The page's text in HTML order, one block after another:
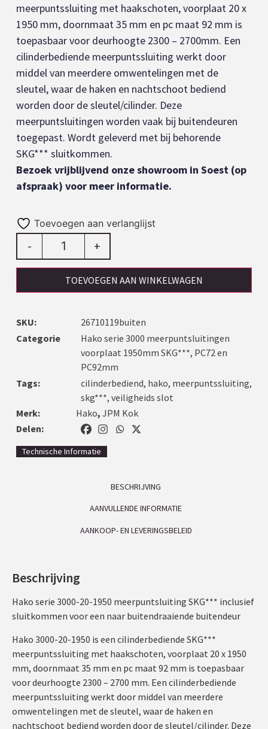
meerpuntssluiting met haakschoten, voorplaat 20 x
1950 mm, doornmaat 35 mm en pc maat 92 mm is
toepasbaar voor deurhoogte 2300 – 2700mm. Een
cilinderbediende meerpuntssluiting werkt door
middel van meerdere omwentelingen met de
sleutel, waar de haken en nachtschoot bediend
worden door de sleutel/cilinder. Deze
meerpuntsluitingen worden vaak bij buitendeuren
toegepast. Wordt geleverd met bij behorende
SKG*** sluitkommen.
Bezoek vrijblijvend onze showroom in Soest (op
afspraak) voor meer informatie.
Toevoegen aan verlanglijst
- +
TOEVOEGEN AAN WINKELWAGEN
SKU:
26710119buiten
Categorie
Hako serie 3000 meerpuntsluitingen
voorplaat 1950mm SKG***, PC72 en
PC92mm
Tags:
cilinderbediend, hako, meerpuntssluiting,
skg***, veiligheids slot
Merk:
Hako, JPM Kok
Delen:
Technische Informatie
BESCHRIJVING
AANVULLENDE INFORMATIE
AANKOOP- EN LEVERINGSBELEID
Beschrijving
Hako serie 3000-20-1950 meerpuntsluiting SKG*** inclusief
sluitkommen voor een naar buitendraaiende buitendeur
Hako 3000-20-1950 is een cilinderbediende SKG***
meerpuntssluiting met haakschoten, voorplaat 20 x 1950
mm, doornmaat 35 mm en pc maat 92 mm is toepasbaar
voor deurhoogte 2300 – 2700 mm. Een cilinderbediende
meerpuntssluiting werkt door middel van meerdere
omwentelingen met de sleutel, waar de haken en
nachtschoot bediend worden door de sleutel/cilinder. Deze